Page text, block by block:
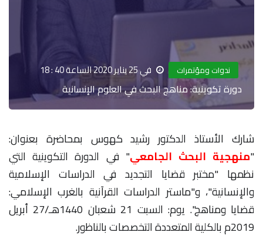
ندوات ومؤتمرات في 25 يناير 2020 الساعة 40 : 18
دورة تكوينية: مناهج البحث في العلوم الإنسانية
شارك الأستاذ الدكتور رشيد كهوس بمحاضرة بعنوان:
"منهجية البحث الجامعي" في الدورة التكوينية التي
نظمها "مختبر قضايا التجديد في الدراسات الإسلامية
والإنسانية"، و"ماستر الدراسات القرآنية بالغرب الإسلامي:
قضايا ومناهج". يوم: السبت 21 شعبان 1440هـ/27 أبريل
2019م بالكلية المتعددة التخصصات بالناظور.